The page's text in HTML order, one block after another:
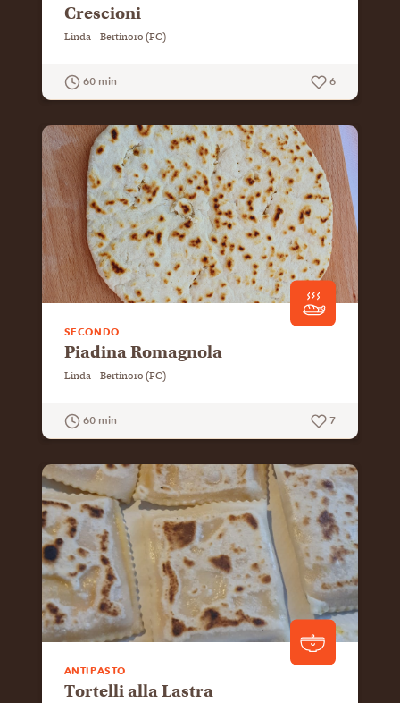
Crescioni
Linda – Bertinoro (FC)
60 min 6
SECONDO
Piadina Romagnola
Linda – Bertinoro (FC)
60 min 7
ANTIPASTO
Tortelli alla Lastra